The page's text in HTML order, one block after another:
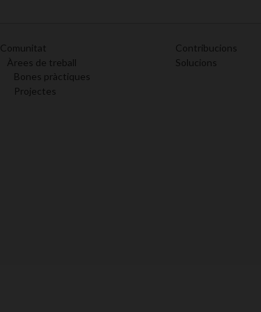
Comunitat
Àrees de treball
Bones pràctiques
Projectes
Contribucions
Solucions